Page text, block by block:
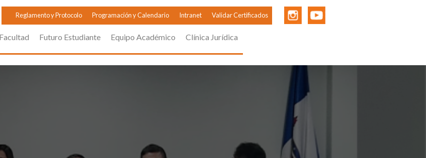
Reglamento y Protocolo Programación y Calendario Intranet Validar Certificados
Futuro Estudiante Equipo Académico Clínica Jurídica